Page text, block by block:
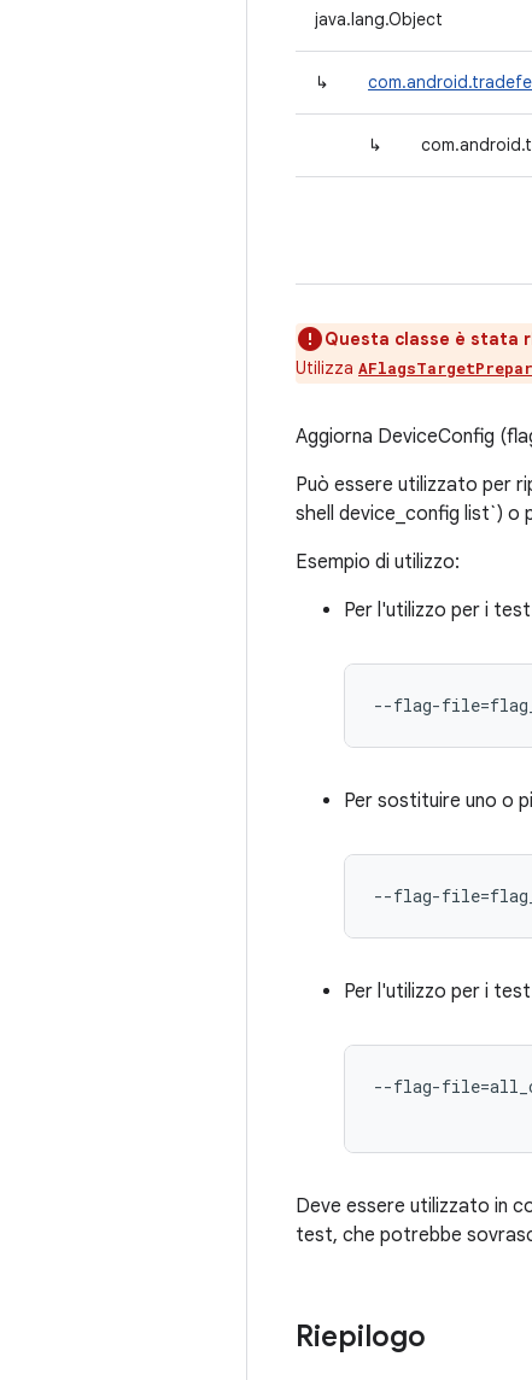
java.lang.Object
↳
↳
Questa classe è stata
Utilizza
Aggiorna DeviceConfig
Può essere utilizzato per
shell device_config list`) o
Esempio di utilizzo:
Per l'utilizzo per i
--flag-
Per sostituire uno o
--flag-
Per l'utilizzo per i
--flag-
Deve essere utilizzato in
test, che potrebbe
Riepilogo